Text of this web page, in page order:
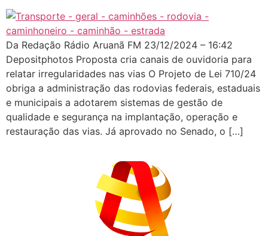
Da Redação Rádio Aruanã FM 23/12/2024 – 16:42
Depositphotos Proposta cria canais de ouvidoria para
relatar irregularidades nas vias O Projeto de Lei 710/24
obriga a administração das rodovias federais, estaduais
e municipais a adotarem sistemas de gestão de
qualidade e segurança na implantação, operação e
restauração das vias. Já aprovado no Senado, o […]